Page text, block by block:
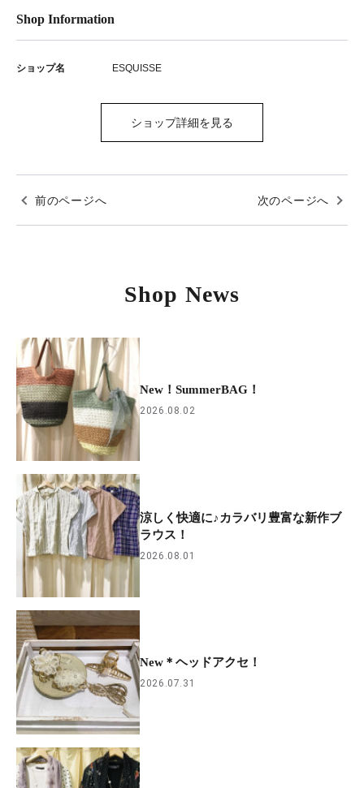
Shop Information
ショップ名 ESQUISSE
ショップ詳細を見る
前のページへ 次のページへ
Shop News
New！SummerBAG！
2026.08.02
涼しく快適に♪カラバリ豊富な新作ブ
ラウス！
2026.08.01
New＊ヘッドアクセ！
2026.07.31